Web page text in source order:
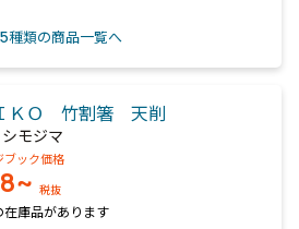
5種類の商品一覧へ
ＫＯ 竹割箸 天削
シモジマ
ブック価格
税抜
在庫品があります